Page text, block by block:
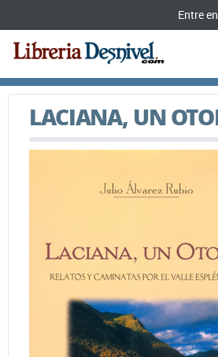
Entre
LACIANA, UN